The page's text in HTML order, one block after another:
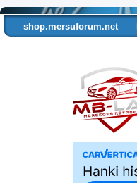
shop.mersuforum.net